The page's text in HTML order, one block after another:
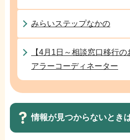
みらいステップなかの
【4月1日～相談窓口移行
アラーコーディネーター
情報が見つからないとき